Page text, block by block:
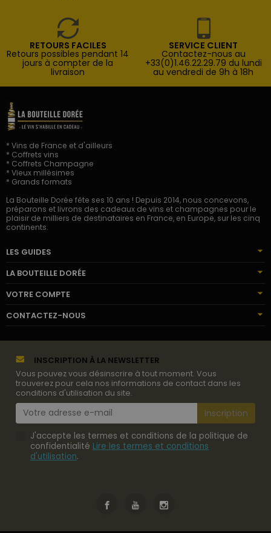
RETOURS FACILES
Retours possibles pendant 14
jours à compter de la
livraison
SERVICE CLIENT
Contactez-nous au
+33(0)1.46.22.29.79 du lundi
au vendredi de 9h à 18h
* Vins de France et d'ailleurs
* Coffrets vins
* Coffrets Champagne
* Vieux millésimes
* Grands formats
La Bouteille Dorée fête ses 10 ans ! Depuis 2014, nous concevons,
préparons et livrons des cadeaux de vins et champagnes pour le
plaisir de milliers de destinataires en France, en Europe, sur les cinq
continents.
LES GUIDES
LA BOUTEILLE DORÉE
VOTRE COMPTE
CONTACTEZ-NOUS
INSCRIPTION À LA NEWSLETTER
Vous pouvez vous désinscrire à tout moment. Vous
trouverez pour cela nos informations de contact dans les
conditions d'utilisation du site.
J'accepte les termes et conditions de la politique de
confidentialité Lire les termes et conditions
d'utilisation.